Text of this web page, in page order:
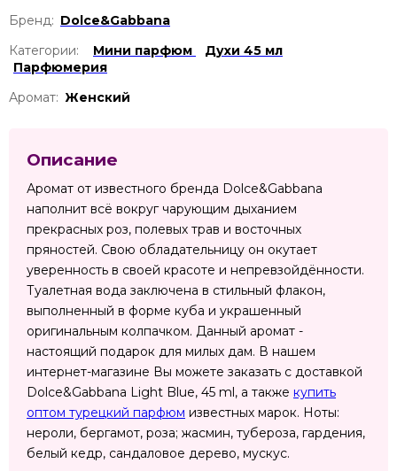
Бренд: Dolce&Gabbana
Категории:
Мини парфюм
Духи 45 мл
Парфюмерия
Аромат: Женский
Описание
Аромат от известного бренда Dolce&Gabbana
наполнит всё вокруг чарующим дыханием
прекрасных роз, полевых трав и восточных
пряностей. Свою обладательницу он окутает
уверенность в своей красоте и непревзойдённости.
Туалетная вода заключена в стильный флакон,
выполненный в форме куба и украшенный
оригинальным колпачком. Данный аромат -
настоящий подарок для милых дам. В нашем
интернет-магазине Вы можете заказать с доставкой
Dolce&Gabbana Light Blue, 45 ml, а также купить
оптом турецкий парфюм известных марок. Ноты:
нероли, бергамот, роза; жасмин, тубероза, гардения,
белый кедр, сандаловое дерево, мускус.